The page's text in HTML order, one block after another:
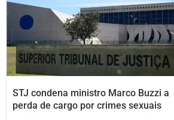
STJ condena ministro Marco Buzzi a
perda de cargo por crimes sexuais